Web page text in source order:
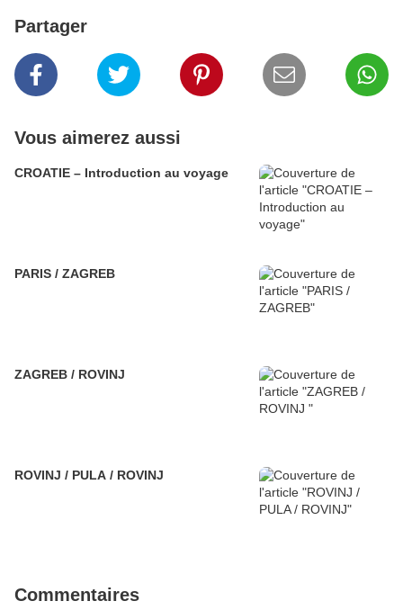
Partager
Vous aimerez aussi
CROATIE – Introduction au voyage
PARIS / ZAGREB
ZAGREB / ROVINJ
ROVINJ / PULA / ROVINJ
Commentaires